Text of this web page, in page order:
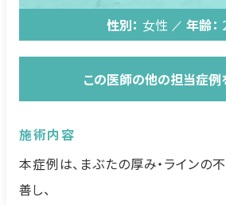
性別： 女性 年齢：
この医師の他の担当症
施術内容
本症例は、まぶたの厚み・ラインの
善し、